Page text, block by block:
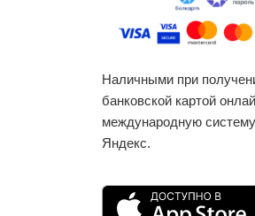
Наличными при
банковской картой
международную
Яндекс.